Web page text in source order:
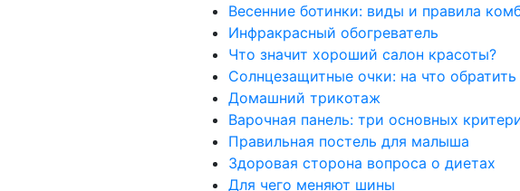
Весенние ботинки: виды и правила
Инфракрасный обогреватель
Что значит хороший салон красоты?
Солнцезащитные очки: на что
Домашний трикотаж
Варочная панель: три основных
Правильная постель для малыша
Здоровая сторона вопроса о диетах
Для чего меняют шины